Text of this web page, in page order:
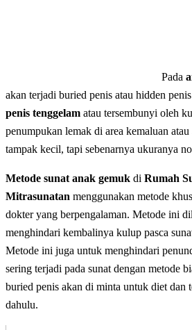
Pada
akan terjadi buried penis atau hidden
penis tenggelam atau tersembunyi oleh
penumpukan lemak di area kemaluan
tampak kecil, tapi sebenarnya ukuranya
Metode sunat anak gemuk di Rumah
Mitrasunatan menggunakan metode
dokter yang berpengalaman. Metode ini
menghindari kembalinya kulup pasca
Metode ini juga untuk menghindari
sering terjadi pada sunat dengan metode
buried penis akan di minta untuk diet dan
dahulu.